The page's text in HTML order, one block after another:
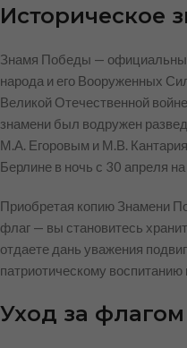
Историческое
Знамя Победы —
народа и его Вооруженных
Великой Отечественной
знамени был водружен
М.А. Егоровым и М.В.
Берлине в ночь с 30 апреля
Приобретая копию Знамени
флаг — вы становитесь
отдаете дань уважения
патриотическому воспитанию
Уход за флагом